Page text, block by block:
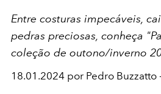
Entre costuras impecáveis,
pedras preciosas, conheça
coleção de outono/inverno
18.01.2024 por Pedro Buzzatto